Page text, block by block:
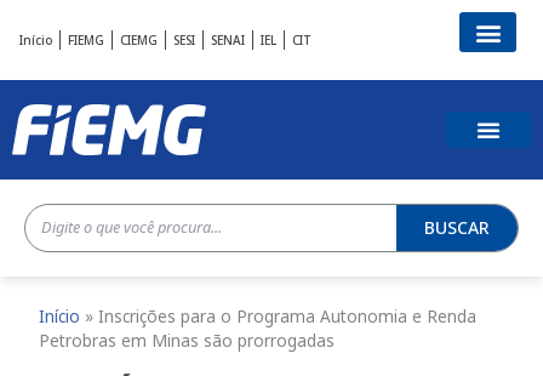
Início FIEMG CIEMG SESI SENAI IEL CIT
BUSCAR
Início »Inscrições para o Programa Autonomia e Renda
Petrobras em Minas são prorrogadas